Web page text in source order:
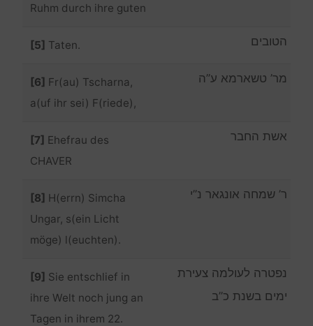
Ruhm durch ihre guten
[5] Taten. הטובים
[6] Fr(au) Tscharna,
a(uf ihr sei) F(riede),
מר’ טשארמא ע”ה
[7] Ehefrau des
CHAVER
אשת החבר
[8] H(errn) Simcha
Ungar, s(ein Licht
möge) l(euchten).
ר’ שמחה אונגאר נ”י
[9] Sie entschlief in
ihre Welt noch jung an
Tagen in ihrem 22.
נפטרה לעולמה צעירת
ימים בשנת כ”ב